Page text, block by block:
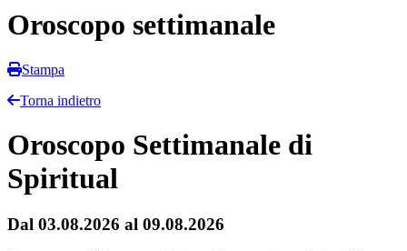
Oroscopo settimanale
Stampa
Torna indietro
Oroscopo Settimanale di
Spiritual
Dal 03.08.2026 al 09.08.2026